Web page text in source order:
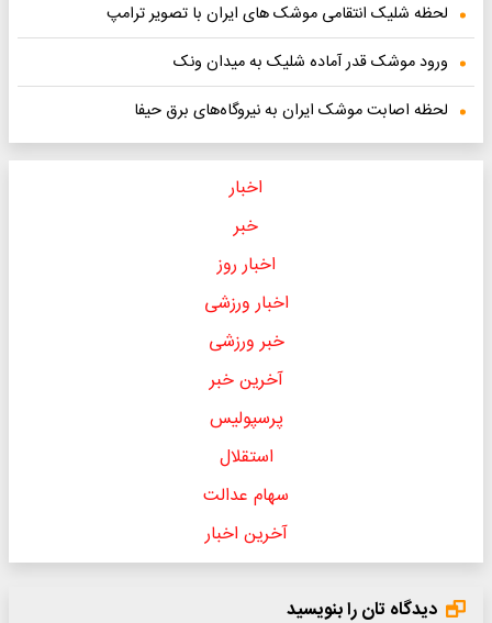
لحظه شلیک انتقامی موشک های ایران با تصویر ترامپ
ورود موشک قدر آماده شلیک به میدان ونک
لحظه اصابت موشک ایران به نیروگاه‌های برق حیفا
اخبار
خبر
اخبار روز
اخبار ورزشی
خبر ورزشی
آخرین خبر
پرسپولیس
استقلال
سهام عدالت
آخرین اخبار
دیدگاه تان را بنویسید